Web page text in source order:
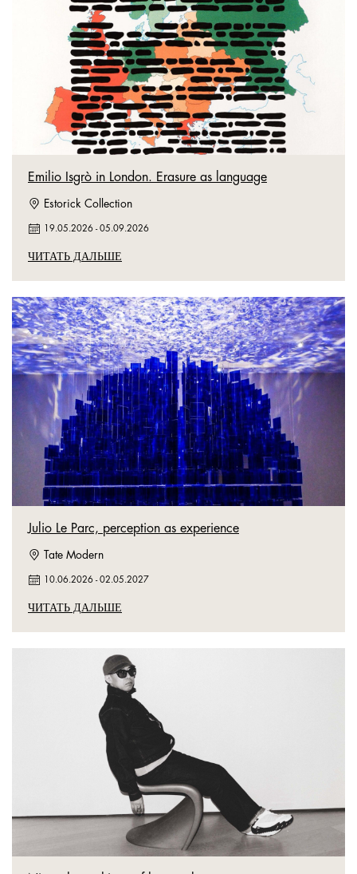
Emilio Isgrò in London. Erasure as language
Estorick Collection
19.05.2026 -05.09.2026
ЧИТАТЬ ДАЛЬШЕ
Julio Le Parc, perception as experience
Tate Modern
10.06.2026 -02.05.2027
ЧИТАТЬ ДАЛЬШЕ